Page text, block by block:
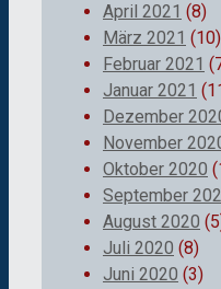
April 2021 (8)
März 2021 (10)
Februar 2021
Januar 2021
Dezember
November
Oktober 2020
September
August 2020
Juli 2020 (8)
Juni 2020 (3)